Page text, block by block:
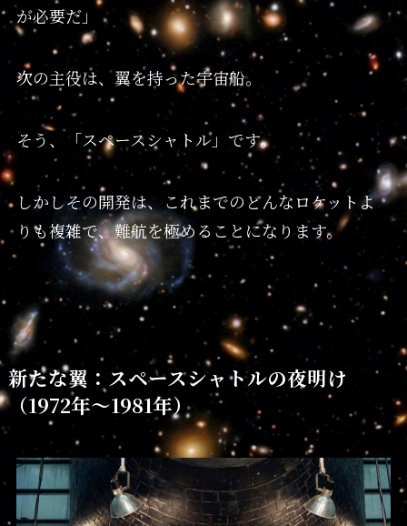
が必要だ」
次の主役は、翼を持った宇宙船。
そう、「スペースシャトル」です。
しかしその開発は、これまでのどんなロケットよ
りも複雑で、難航を極めることになります。
新たな翼：スペースシャトルの夜明け
（1972年〜1981年）